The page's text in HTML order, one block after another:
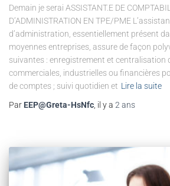
Demain je serai ASSISTANT.E DE
D’ADMINISTRATION EN TPE/PME
d’administration, essentiellement présent
moyennes entreprises, assure de façon
suivantes : enregistrement et centralisation
commerciales, industrielles ou financières
de comptes ; suivi quotidien et Lire la suite
Par EEP@Greta-HsNfc , il y a 2 ans